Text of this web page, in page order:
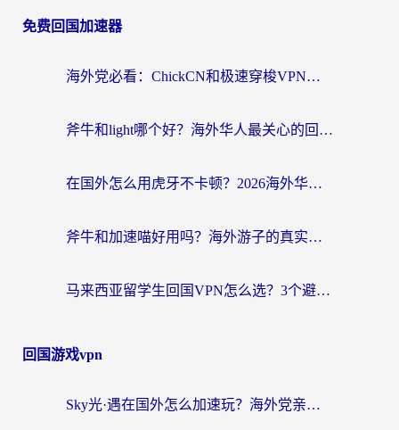
免费回国加速器
海外党必看：ChickCN和极速穿梭VPN好用吗？3招教你选对回国加速器无缝刷国内资源
斧牛和light哪个好？海外华人最关心的回国加速器选择难题，一篇讲透
在国外怎么用虎牙不卡顿？2026海外华人亲测有效的回国加速器选择指南
斧牛和加速喵好用吗？海外游子的真实选择困境
马来西亚留学生回国VPN怎么选？3个避坑点+1款实测好用的加速器推荐
回国游戏vpn
Sky光·遇在国外怎么加速玩？海外党亲测有效的国服游戏加速指南